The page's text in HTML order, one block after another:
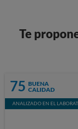
Te
75 BUENA
CALIDAD
ANALIZADO EN EL